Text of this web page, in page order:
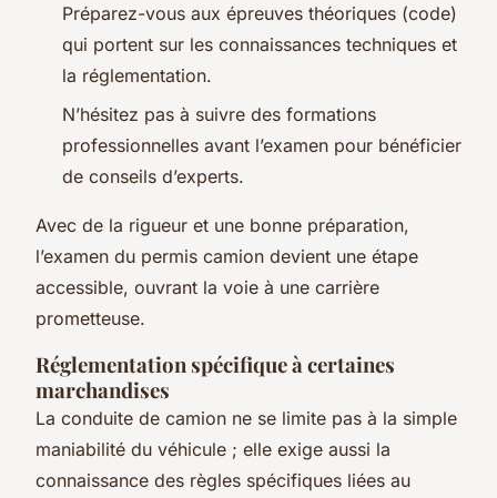
Préparez-vous aux épreuves théoriques (code)
qui portent sur les connaissances techniques et
la réglementation.
N’hésitez pas à suivre des formations
professionnelles avant l’examen pour bénéficier
de conseils d’experts.
Avec de la rigueur et une bonne préparation,
l’examen du permis camion devient une étape
accessible, ouvrant la voie à une carrière
prometteuse.
Réglementation spécifique à certaines
marchandises
La conduite de camion ne se limite pas à la simple
maniabilité du véhicule ; elle exige aussi la
connaissance des règles spécifiques liées au